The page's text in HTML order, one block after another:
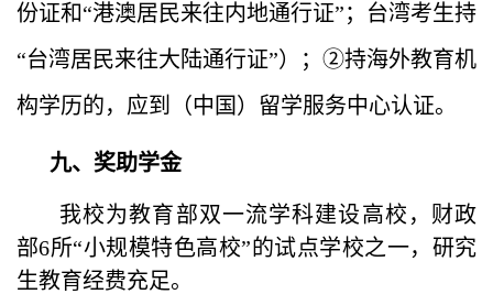
份证和“港澳居民来往内地通行证”；台湾考生持
“台湾居民来往大陆通行证”）；②持海外教育机
构学历的，应到（中国）留学服务中心认证。
九、奖助学金
我校为教育部双一流学科建设高校，财政
部6所“小规模特色高校”的试点学校之一，研究
生教育经费充足。